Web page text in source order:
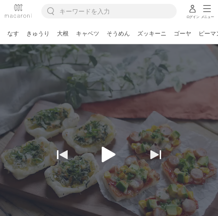
ログイン メニュー
なす きゅうり 大根 キャベツ そうめん ズッキーニ ゴーヤ ピーマ